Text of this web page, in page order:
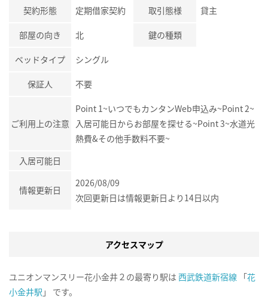
契約形態 定期借家契約 取引態様 貸主
部屋の向き 北 鍵の種類
ベッドタイプ シングル
保証人 不要
ご利用上の注意
Point 1~いつでもカンタンWeb申込み~Point 2~
入居可能日からお部屋を探せる~Point 3~水道光
熱費&その他手数料不要~
入居可能日
情報更新日
2026/08/09
次回更新日は情報更新日より14日以内
アクセスマップ
ユニオンマンスリー花小金井２の最寄り駅は 西武鉄道新宿線 「花
小金井駅 」 です。